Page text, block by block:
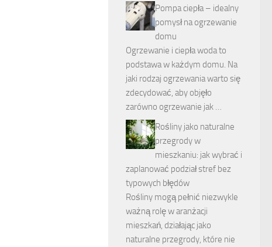
Pompa ciepła – idealny
pomysł na ogrzewanie
domu
Ogrzewanie i ciepła woda to
podstawa w każdym domu. Na
jaki rodzaj ogrzewania warto się
zdecydować, aby objęło
zarówno ogrzewanie jak …
Rośliny jako naturalne
przegrody w
mieszkaniu: jak wybrać i
zaplanować podział stref bez
typowych błędów
Rośliny mogą pełnić niezwykle
ważną rolę w aranżacji
mieszkań, działając jako
naturalne przegrody, które nie